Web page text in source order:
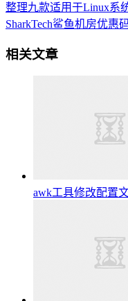
整理九款适用于Linux系
SharkTech鲨鱼机房优惠
相关文章
awk工具修改配置